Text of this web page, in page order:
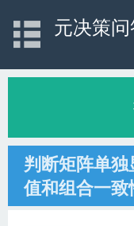
元决策问
判断矩阵单
值和组合一